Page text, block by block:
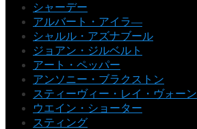
シャーデー
アルバート・アイラ―
シャルル・アズナブール
ジョアン・ジルベルト
アート・ペッパー
アンソニー・ブラクストン
スティーヴィー・レイ・ヴォーン
ウエイン・ショーター
スティング